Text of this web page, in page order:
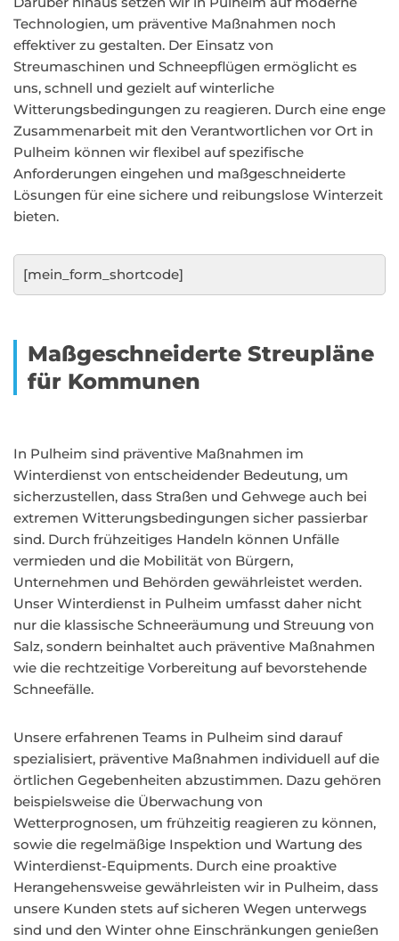
Technologien, um präventive Maßnahmen noch
effektiver zu gestalten. Der Einsatz von
Streumaschinen und Schneepflügen ermöglicht es
uns, schnell und gezielt auf winterliche
Witterungsbedingungen zu reagieren. Durch eine enge
Zusammenarbeit mit den Verantwortlichen vor Ort in
Pulheim können wir flexibel auf spezifische
Anforderungen eingehen und maßgeschneiderte
Lösungen für eine sichere und reibungslose Winterzeit
bieten.
[mein_form_shortcode]
Maßgeschneiderte Streupläne
für Kommunen
In Pulheim sind präventive Maßnahmen im
Winterdienst von entscheidender Bedeutung, um
sicherzustellen, dass Straßen und Gehwege auch bei
extremen Witterungsbedingungen sicher passierbar
sind. Durch frühzeitiges Handeln können Unfälle
vermieden und die Mobilität von Bürgern,
Unternehmen und Behörden gewährleistet werden.
Unser Winterdienst in Pulheim umfasst daher nicht
nur die klassische Schneeräumung und Streuung von
Salz, sondern beinhaltet auch präventive Maßnahmen
wie die rechtzeitige Vorbereitung auf bevorstehende
Schneefälle.
Unsere erfahrenen Teams in Pulheim sind darauf
spezialisiert, präventive Maßnahmen individuell auf die
örtlichen Gegebenheiten abzustimmen. Dazu gehören
beispielsweise die Überwachung von
Wetterprognosen, um frühzeitig reagieren zu können,
sowie die regelmäßige Inspektion und Wartung des
Winterdienst-Equipments. Durch eine proaktive
Herangehensweise gewährleisten wir in Pulheim, dass
unsere Kunden stets auf sicheren Wegen unterwegs
sind und den Winter ohne Einschränkungen genießen